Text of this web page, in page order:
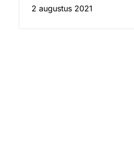
2 augustus 2021